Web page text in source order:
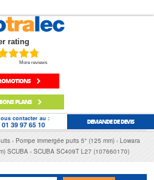
rating
More reviews
PLANS
contacter au :
01 39 97 65 10 DEMANDE DE DEVIS
Pompe immergée puits 5" (125 mm)
Lowara
SCUBA SCUBA SC409T L27 (107660170)